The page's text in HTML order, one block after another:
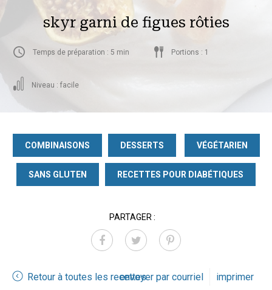
skyr garni de figues rôties
Temps de préparation : 5 min Portions : 1
Niveau : facile
COMBINAISONS DESSERTS VÉGÉTARIEN
SANS GLUTEN RECETTES POUR DIABÉTIQUES
Retour à toutes les recettes
PARTAGER :
envoyer par courriel imprimer